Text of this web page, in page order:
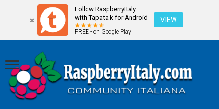
Follow RaspberryItaly
with Tapatalk for Android
FREE - on Google Play
VIEW